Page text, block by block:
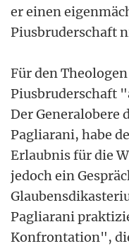
er einen
Piusbruderschaft
Für den
Piusbruderschaft
Der Generalobere
Pagliarani, habe
Erlaubnis für die
jedoch ein
Pagliarani
Konfrontation",